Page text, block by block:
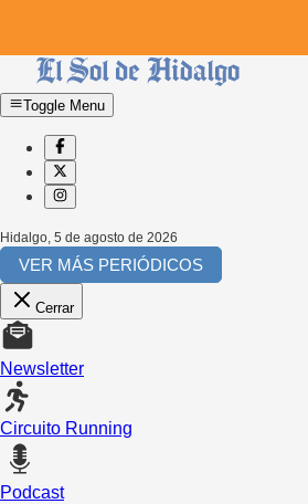
Toggle Menu
Hidalgo, 5 de agosto de 2026
VER MÁS PERIÓDICOS
Cerrar
Newsletter
Circuito Running
Podcast